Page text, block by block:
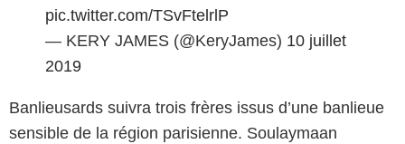
pic.twitter.com/TSvFtelrlP
— KERY JAMES (@KeryJames) 10 juillet
2019
Banlieusards suivra trois frères issus d’une banlieue
sensible de la région parisienne. Soulaymaan